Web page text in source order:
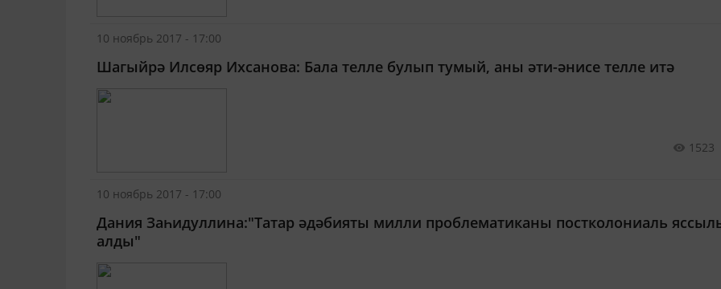
10 ноябрь 2017 - 17:00
Шагыйрә Илсөяр Ихсанова: Бала телле булып тумый, аны әти-әнисе телле итә
1523
10 ноябрь 2017 - 17:00
Дания Заһидуллина:"Татар әдәбияты милли проблематиканы постколониаль
алды"